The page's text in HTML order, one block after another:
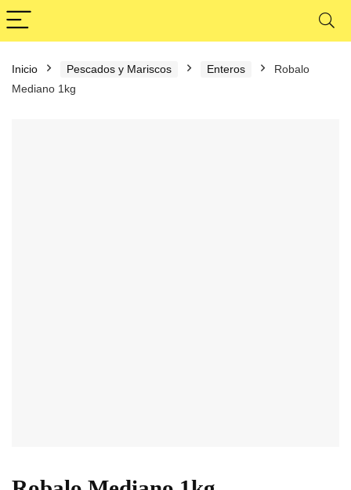
Inicio Pescados y Mariscos Enteros
Robalo
Mediano 1kg